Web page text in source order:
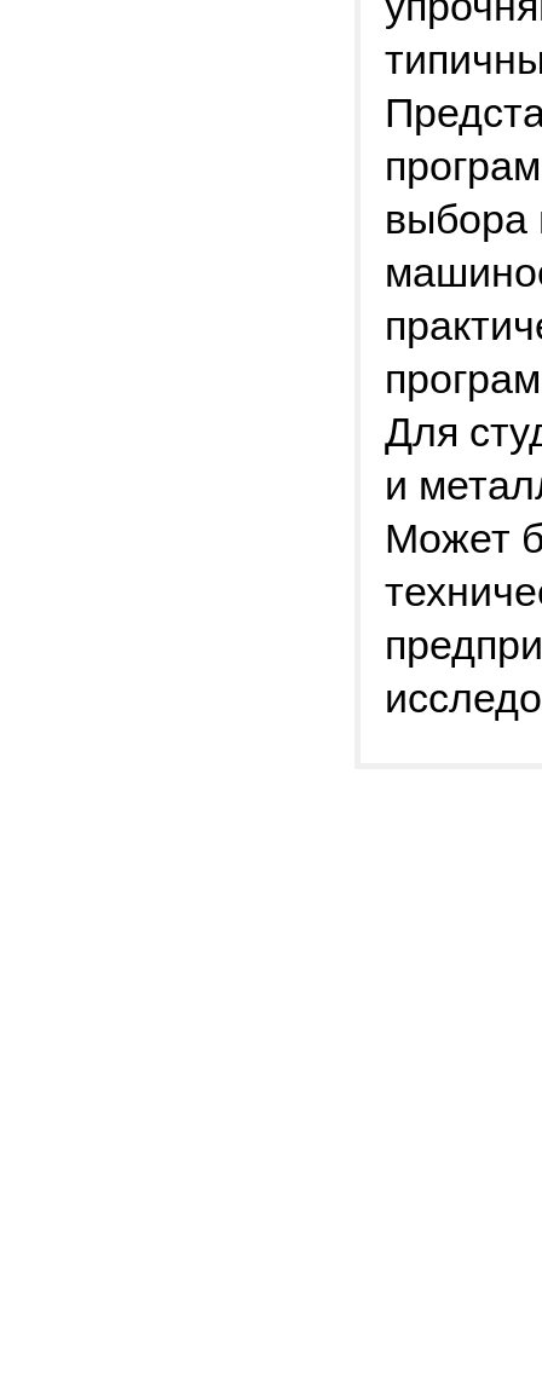
выбора
Для
и
Может